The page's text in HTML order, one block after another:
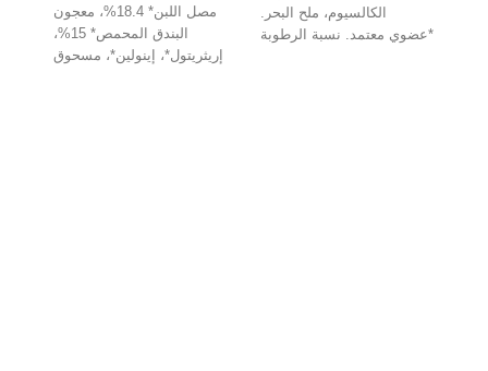
الكالسيوم، ملح البحر.
*عضوي معتمد. نسبة الرطوبة
مصل اللبن* 18.4%، معجون
البندق المحمص* 15%،
إريثريتول*، إينولين*، مسحوق